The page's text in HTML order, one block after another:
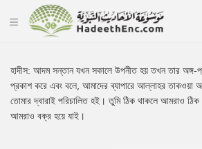
হাদীস:আদম সন্তান যখন সকালে উপনীত হয় তখন তার অঙ্গ-
প্রকাশ করে এবং বলে, আমাদের ব্যাপারে আল্লাহর
তোমার দ্বারাই পরিচালিত হই। তুমি ঠিক থাকলে আমরাও
আমরাও বক্র হয়ে যাই।